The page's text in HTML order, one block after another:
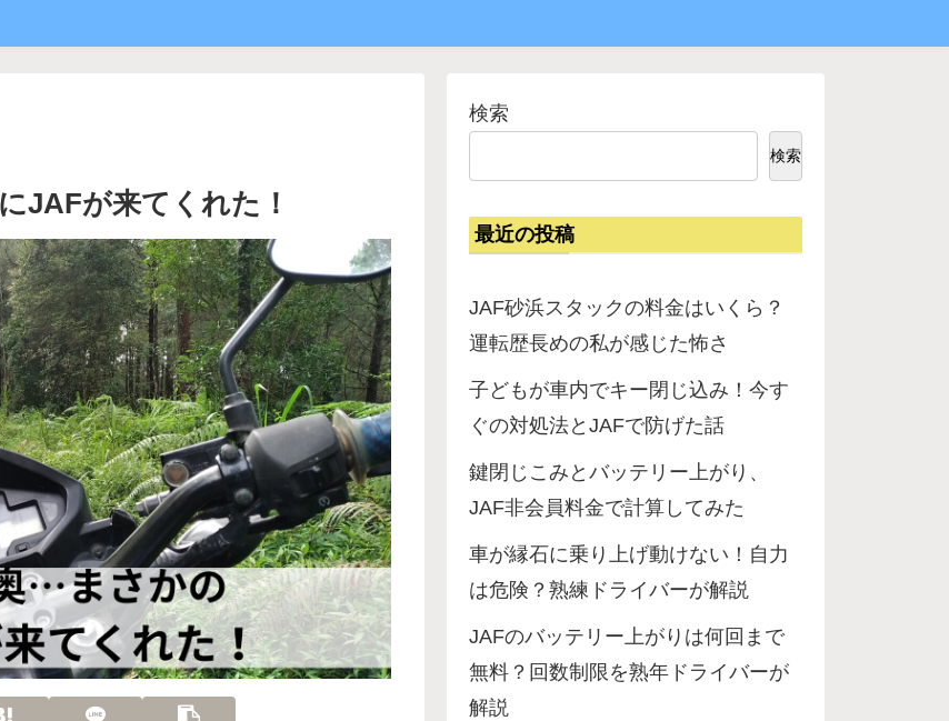
JAFが来てくれた！
検索
検索
最近の投稿
JAF砂浜スタックの料金はいくら？
運転歴長めの私が感じた怖さ
子どもが車内でキー閉じ込み！今す
ぐの対処法とJAFで防げた話
鍵閉じこみとバッテリー上がり、
JAF非会員料金で計算してみた
車が縁石に乗り上げ動けない！自力
は危険？熟練ドライバーが解説
JAFのバッテリー上がりは何回まで
無料？回数制限を熟年ドライバーが
解説